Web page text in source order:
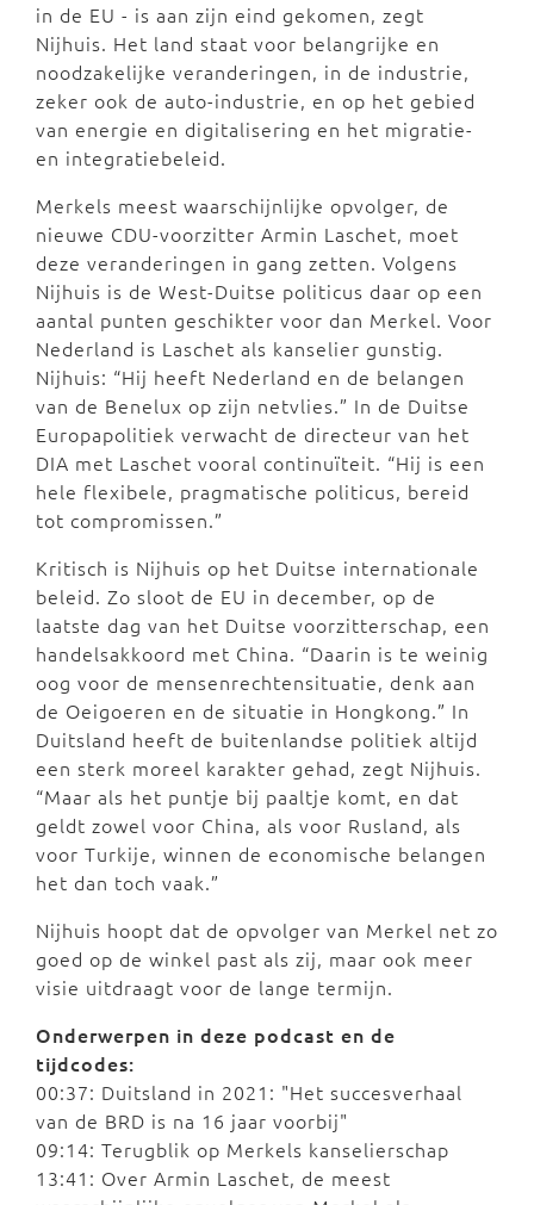
in de EU - is aan zijn eind gekomen, zegt
Nijhuis. Het land staat voor belangrijke en
noodzakelijke veranderingen, in de industrie,
zeker ook de auto-industrie, en op het gebied
van energie en digitalisering en het migratie-
en integratiebeleid.
Merkels meest waarschijnlijke opvolger, de
nieuwe CDU-voorzitter Armin Laschet, moet
deze veranderingen in gang zetten. Volgens
Nijhuis is de West-Duitse politicus daar op een
aantal punten geschikter voor dan Merkel. Voor
Nederland is Laschet als kanselier gunstig.
Nijhuis: “Hij heeft Nederland en de belangen
van de Benelux op zijn netvlies.” In de Duitse
Europapolitiek verwacht de directeur van het
DIA met Laschet vooral continuïteit. “Hij is een
hele flexibele, pragmatische politicus, bereid
tot compromissen.”
Kritisch is Nijhuis op het Duitse internationale
beleid. Zo sloot de EU in december, op de
laatste dag van het Duitse voorzitterschap, een
handelsakkoord met China. “Daarin is te weinig
oog voor de mensenrechtensituatie, denk aan
de Oeigoeren en de situatie in Hongkong.” In
Duitsland heeft de buitenlandse politiek altijd
een sterk moreel karakter gehad, zegt Nijhuis.
“Maar als het puntje bij paaltje komt, en dat
geldt zowel voor China, als voor Rusland, als
voor Turkije, winnen de economische belangen
het dan toch vaak.”
Nijhuis hoopt dat de opvolger van Merkel net zo
goed op de winkel past als zij, maar ook meer
visie uitdraagt voor de lange termijn.
Onderwerpen in deze podcast en de
tijdcodes:
00:37: Duitsland in 2021: "Het succesverhaal
van de BRD is na 16 jaar voorbij"
09:14: Terugblik op Merkels kanselierschap
13:41: Over Armin Laschet, de meest